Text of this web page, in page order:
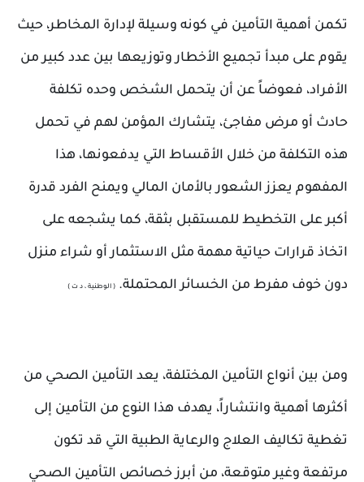
تكمن أهمية التأمين في كونه وسيلة لإدارة المخاطر، حيث
يقوم على مبدأ تجميع الأخطار وتوزيعها بين عدد كبير من
الأفراد، فعوضاً عن أن يتحمل الشخص وحده تكلفة
حادث أو مرض مفاجئ، يتشارك المؤمن لهم في تحمل
هذه التكلفة من خلال الأقساط التي يدفعونها، هذا
المفهوم يعزز الشعور بالأمان المالي ويمنح الفرد قدرة
أكبر على التخطيط للمستقبل بثقة، كما يشجعه على
اتخاذ قرارات حياتية مهمة مثل الاستثمار أو شراء منزل
دون خوف مفرط من الخسائر المحتملة. ( الوطنية ، د ت )
ومن بين أنواع التأمين المختلفة، يعد التأمين الصحي من
أكثرها أهمية وانتشاراً، يهدف هذا النوع من التأمين إلى
تغطية تكاليف العلاج والرعاية الطبية التي قد تكون
مرتفعة وغير متوقعة، من أبرز خصائص التأمين الصحي